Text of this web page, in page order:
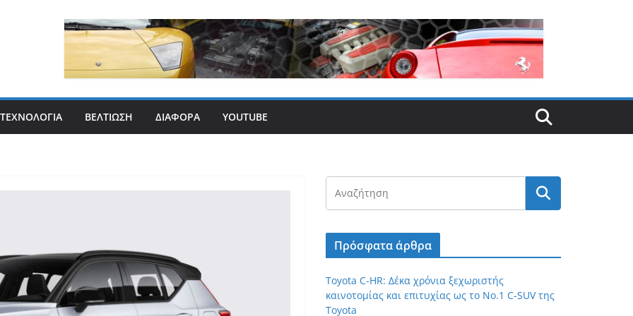
ΤΕΧΝΟΛΟΓΊΑ ΒΕΛΤΊΩΣΗ ΔΙΆΦΟΡΑ YOUTUBE
Πρόσφατα άρθρα
Toyota C-HR: Δέκα χρόνια ξεχωριστής
καινοτομίας και επιτυχίας ως το Νο.1 C-SUV της
Toyota